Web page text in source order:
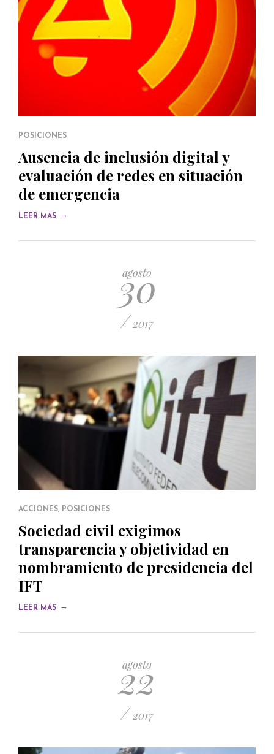
POSICIONES
Ausencia de inclusión digital y
evaluación de redes en situación
de emergencia
LEER MÁS →
agosto
30
/ 2017
ACCIONES, POSICIONES
Sociedad civil exigimos
transparencia y objetividad en
nombramiento de presidencia del
IFT
LEER MÁS →
agosto
22
/ 2017